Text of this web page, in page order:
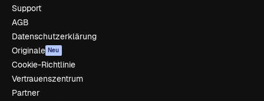
Support
AGB
Datenschutzerklärung
Originale Neu
Cookie-Richtlinie
Vertrauenszentrum
Partner